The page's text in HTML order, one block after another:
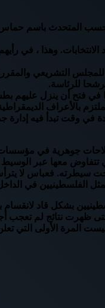
المتحدث باسم حماس
وهذا ، في
للمجلس التشريعي
أن ينزل عليهم بطش
بالأعراف
وقت تبدأ فيه إدارة
جوهرية في
تتفاوض معها عبر
سيطرته. فعباس لا
الفلسطينيين في
بشكل قاد لانقسام
ظهرت نتائج لم
الأولى التي